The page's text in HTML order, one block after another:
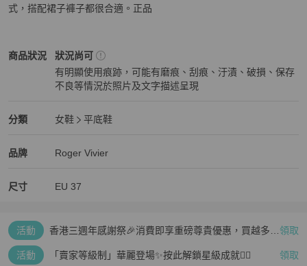
式，搭配裙子褲子都很合適。正品
商品狀況
Roger Vivier女鞋商品狀態與細節
狀況尚可
有明顯使用痕跡，可能有磨痕、刮痕、汙漬、破損、保存
不良等情況於照片及文字描述呈現
分類
Roger Vivier女鞋分類資訊
女鞋
平底鞋
品牌
Roger Vivier精品女鞋品牌介紹
Roger Vivier
Roger Vivier推薦清單
尺寸 EU 37
活動
香港三週年感謝祭🎉消費即享重磅尊貴優惠，買越多、 領取
活動 「賣家等級制」華麗登場✨按此解鎖星級成就👆🏻 領取